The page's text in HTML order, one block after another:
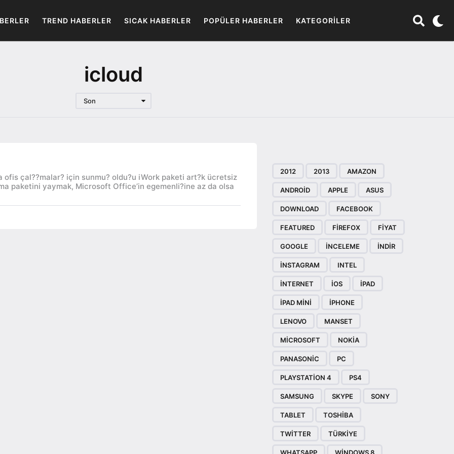
TREND HABERLER SICAK HABERLER POPÜLER HABERLER KATEGORILER
icloud
Son
ofis çal??malar? için sunmu? oldu?u iWork paketi art?k ücretsiz
paketini yaymak, Microsoft Office’in egemenli?ine az da olsa
2012 2013 AMAZON
ANDROID APPLE ASUS
DOWNLOAD FACEBOOK
FEATURED FIREFOX FIYAT
GOOGLE INCELEME INDIR
INSTAGRAM INTEL
INTERNET IOS IPAD
IPAD MINI IPHONE
LENOVO MANSET
MICROSOFT NOKIA
PANASONIC PC
PLAYSTATION 4 PS4
SAMSUNG SKYPE SONY
TABLET TOSHIBA
TWITTER TÜRKIYE